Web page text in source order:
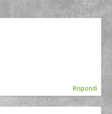
Rispondi